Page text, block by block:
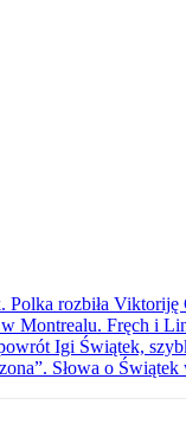
Polka rozbiła
Montrealu. Fręch i
Igi Świątek,
Słowa o